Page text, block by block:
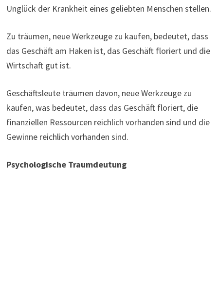
Unglück der Krankheit eines geliebten Menschen stellen.
Zu träumen, neue Werkzeuge zu kaufen, bedeutet, dass
das Geschäft am Haken ist, das Geschäft floriert und die
Wirtschaft gut ist.
Geschäftsleute träumen davon, neue Werkzeuge zu
kaufen, was bedeutet, dass das Geschäft floriert, die
finanziellen Ressourcen reichlich vorhanden sind und die
Gewinne reichlich vorhanden sind.
Psychologische Traumdeutung